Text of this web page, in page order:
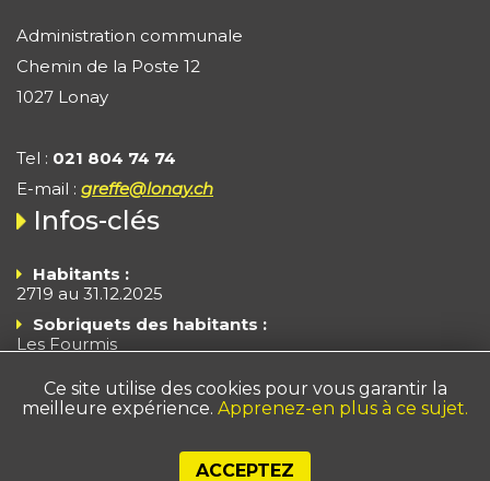
Administration communale
Chemin de la Poste 12
1027 Lonay
Tel : 021 804 74 74
E-mail : greffe@lonay.ch
Infos-clés
Habitants :
2719 au 31.12.2025
Sobriquets des habitants :
Les Fourmis
Superficie :372 ha
Ce site utilise des cookies pour vous garantir la
meilleure expérience. Apprenez-en plus à ce sujet.
ACCEPTEZ